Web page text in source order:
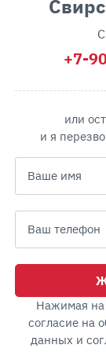
+7-
или
и я
Нажимая на
согласие на
данных и